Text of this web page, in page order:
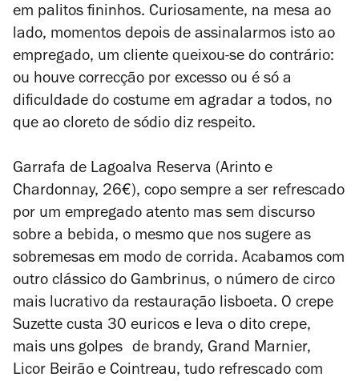
em palitos fininhos. Curiosamente, na mesa ao
lado, momentos depois de assinalarmos isto ao
empregado, um cliente queixou-se do contrário:
ou houve correcção por excesso ou é só a
dificuldade do costume em agradar a todos, no
que ao cloreto de sódio diz respeito.
Garrafa de Lagoalva Reserva (Arinto e
Chardonnay, 26€), copo sempre a ser refrescado
por um empregado atento mas sem discurso
sobre a bebida, o mesmo que nos sugere as
sobremesas em modo de corrida. Acabamos com
outro clássico do Gambrinus, o número de circo
mais lucrativo da restauração lisboeta. O crepe
Suzette custa 30 euricos e leva o dito crepe,
mais uns golpes de brandy, Grand Marnier,
Licor Beirão e Cointreau, tudo refrescado com